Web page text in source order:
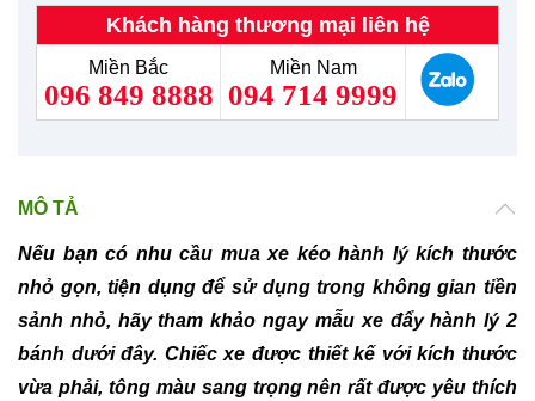
Khách hàng thương mại liên hệ
Miền Bắc
096 849 8888
Miền Nam
094 714 9999
MÔ TẢ
Nếu bạn có nhu cầu mua xe kéo hành lý kích thước
nhỏ gọn, tiện dụng để sử dụng trong không gian tiền
sảnh nhỏ, hãy tham khảo ngay mẫu xe đẩy hành lý 2
bánh dưới đây. Chiếc xe được thiết kế với kích thước
vừa phải, tông màu sang trọng nên rất được yêu thích